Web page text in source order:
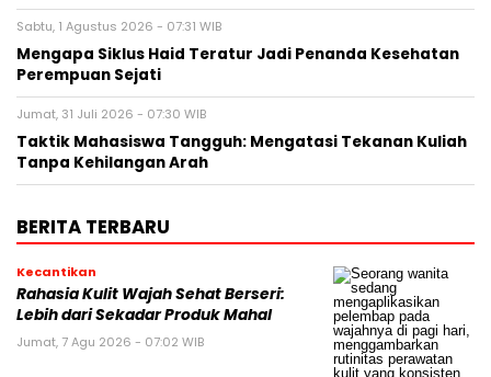
Sabtu, 1 Agustus 2026 - 07:31 WIB
Mengapa Siklus Haid Teratur Jadi Penanda Kesehatan
Perempuan Sejati
Jumat, 31 Juli 2026 - 07:30 WIB
Taktik Mahasiswa Tangguh: Mengatasi Tekanan Kuliah
Tanpa Kehilangan Arah
BERITA TERBARU
Kecantikan
Rahasia Kulit Wajah Sehat Berseri:
Lebih dari Sekadar Produk Mahal
Jumat, 7 Agu 2026 - 07:02 WIB